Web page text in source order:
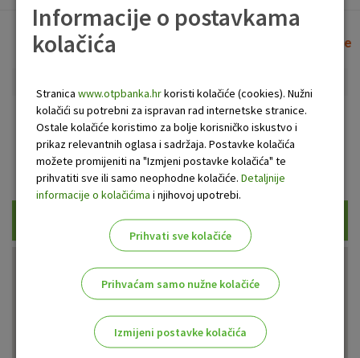
Lista poslovnica i bankomata Očisti filtere
Bankomat Poslovnica
Informacije o postavkama
kolačića
Stranica www.otpbanka.hrkoristi kolačiće (cookies). Nužni
kolačići su potrebni za ispravan rad internetske stranice.
Ostale kolačiće koristimo za bolje korisničko iskustvo i
prikaz relevantnih oglasa i sadržaja. Postavke kolačića
možete promijeniti na "Izmjeni postavke kolačića" te
prihvatiti sve ili samo neophodne kolačiće. Detaljnije
informacije o kolačićima i njihovoj upotrebi.
Prihvati sve kolačiće
Prihvaćam samo nužne kolačiće
Izmijeni postavke kolačića